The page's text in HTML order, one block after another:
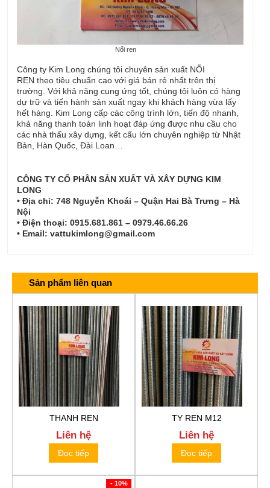
Nối ren
Công ty Kim Long chúng tôi chuyên sản xuất NỐI
REN theo tiêu chuẩn cao với giá bán rẻ nhất trên thị
trường. Với khả năng cung ứng tốt, chúng tôi luôn có hàng
dự trữ và tiến hành sản xuất ngay khi khách hàng vừa lấy
hết hàng. Kim Long cấp các công trình lớn, tiến độ nhanh,
khả năng thanh toán linh hoạt đáp ứng được nhu cầu cho
các nhà thấu xây dựng, kết cấu lớn chuyên nghiệp từ Nhật
Bản, Hàn Quốc, Đài Loan…
CÔNG TY CỔ PHẦN SẢN XUẤT VÀ XÂY DỰNG KIM
LONG
• Địa chỉ: 748 Nguyễn Khoái – Quận Hai Bà Trưng – Hà
Nội
• Điện thoại: 0915.681.861 – 0979.46.66.26
• Email: vattukimlong@gmail.com
Sản phẩm liên quan
THANH REN
Liên hệ
Đọc tiếp
TY REN M12
Liên hệ
Đọc tiếp
- 10%